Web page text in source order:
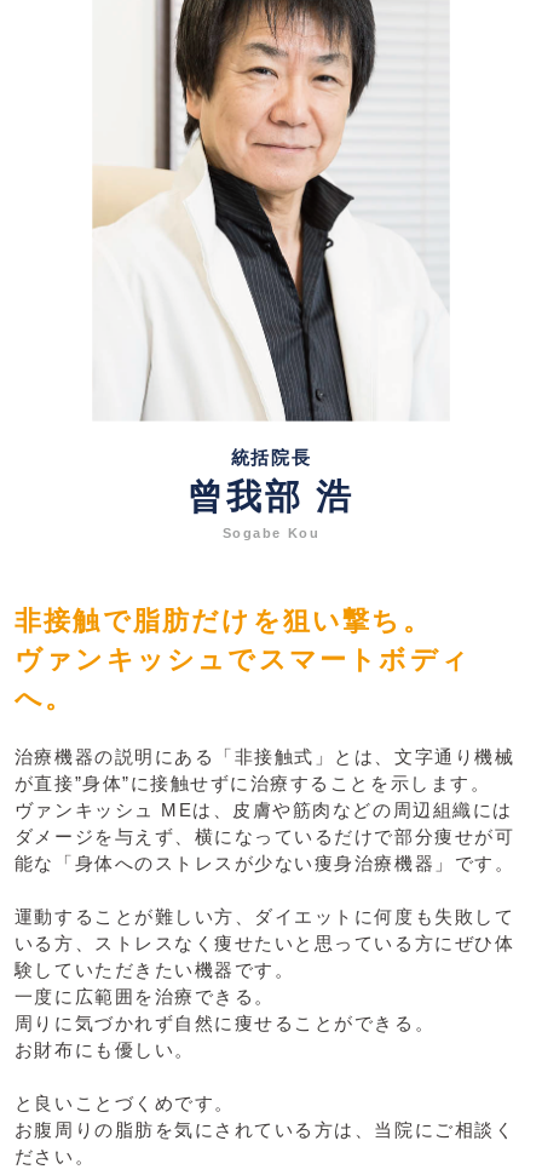
統括院長
曾我部 浩
Sogabe Kou
非接触で脂肪だけを狙い撃ち。
ヴァンキッシュでスマートボディ
へ。
治療機器の説明にある「非接触式」とは、文字通り機械
が直接”身体”に接触せずに治療することを示します。
ヴァンキッシュ MEは、皮膚や筋肉などの周辺組織には
ダメージを与えず、横になっているだけで部分痩せが可
能な「身体へのストレスが少ない痩身治療機器」です。
運動することが難しい方、ダイエットに何度も失敗して
いる方、ストレスなく痩せたいと思っている方にぜひ体
験していただきたい機器です。
一度に広範囲を治療できる。
周りに気づかれず自然に痩せることができる。
お財布にも優しい。
と良いことづくめです。
お腹周りの脂肪を気にされている方は、当院にご相談く
ださい。